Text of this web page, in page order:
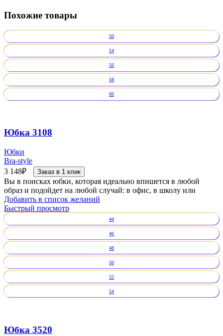
Похожие товары
50
54
56
58
60
Юбка 3108
Юбки
Bra-style
3 148₽ Заказ в 1 клик
Вы в поисках юбки, которая идеально впишется в любой
образ и подойдет на любой случай: в офис, в школу или
Добавить в список желаний
Быстрый просмотр
44
46
48
50
52
54
Юбка 3520